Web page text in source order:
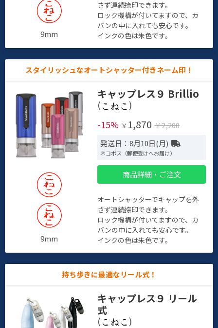
9mm
さず連続捺印できます。
ロック機構が付いてますので、カ
バンの中に入れても安心です。
インクの色は朱色です。
スタイリッシュなオートシャッター付きネーム印！
9mm
キャップレス９ Brillio
(
)
-15% ￥ 1,870 ￥2,200
発送日：8月10日(月)
ネコポス（郵便受けへお届け）
商品詳細・ご注文
オートシャッターでキャップを外
さず連続捺印できます。
ロック機構が付いてますので、カ
バンの中に入れても安心です。
インクの色は朱色です。
持ち歩きに最適なリール式！
キャップレス９ リール
式
(
)